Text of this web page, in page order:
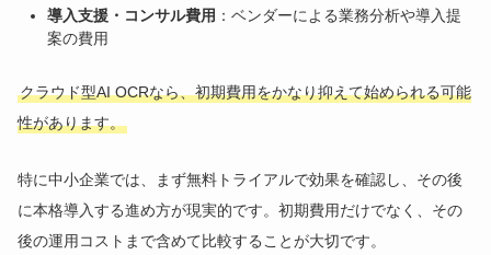
導入支援・コンサル費用 ：ベンダーによる業務分析や導入提
案の費用
クラウド型AI OCRなら、初期費用をかなり抑えて始められる可能
性があります。
特に中小企業では、まず無料トライアルで効果を確認し、その後
に本格導入する進め方が現実的です。初期費用だけでなく、その
後の運用コストまで含めて比較することが大切です。